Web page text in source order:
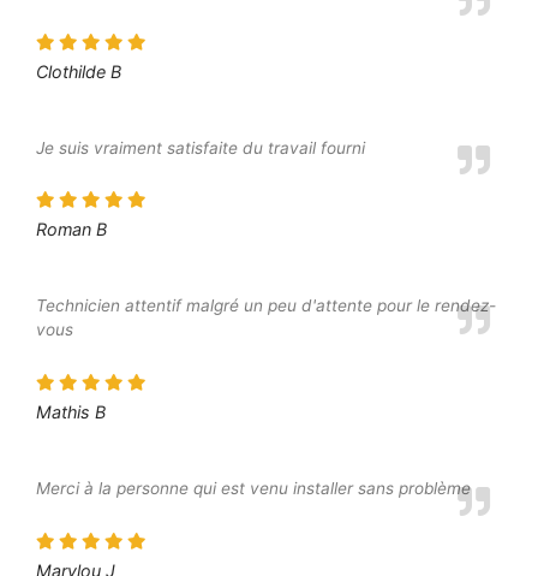
Clothilde B
Je suis vraiment satisfaite du travail fourni
Roman B
Technicien attentif malgré un peu d'attente pour le rendez-
vous
Mathis B
Merci à la personne qui est venu installer sans problème
Marylou J